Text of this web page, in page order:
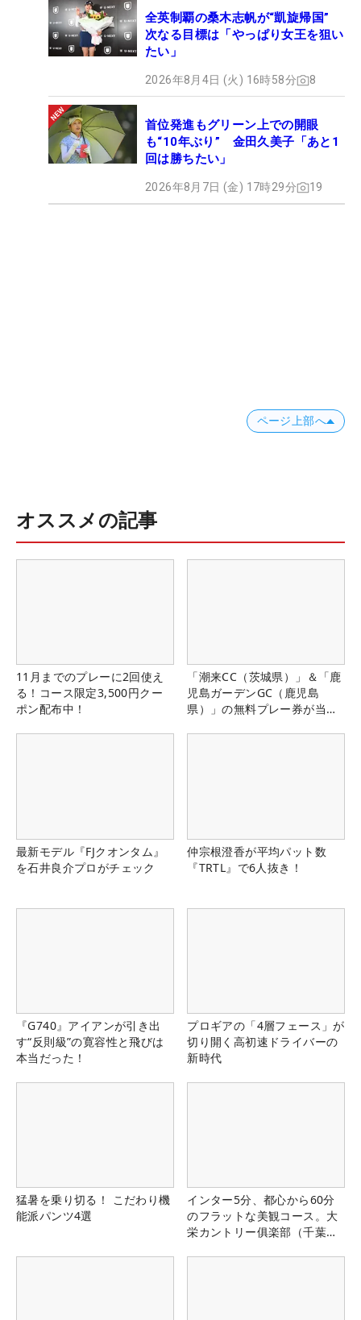
全英制覇の桑木志帆が“凱旋帰国”
次なる目標は「やっぱり女王を狙い
たい」
2026年8月4日 (火) 16時58分 8
首位発進もグリーン上での開眼
も“10年ぶり” 金田久美子「あと1
回は勝ちたい」
2026年8月7日 (金) 17時29分 19
ページ上部へ
オススメの記事
11月までのプレーに2回使え
る！コース限定3,500円クー
ポン配布中！
「潮来CC（茨城県）」＆「鹿
児島ガーデンGC（鹿児島
県）」の無料プレー券が当た
最新モデル『FJクオンタム』
を石井良介プロがチェック
仲宗根澄香が平均パット数
『TRTL』で6人抜き！
『G740』アイアンが引き出
す“反則級”の寛容性と飛びは
本当だった！
プロギアの「4層フェース」が
切り開く高初速ドライバーの
新時代
猛暑を乗り切る！ こだわり機
能派パンツ4選
インター5分、都心から60分
のフラットな美観コース。大
栄カントリー俱楽部（千葉